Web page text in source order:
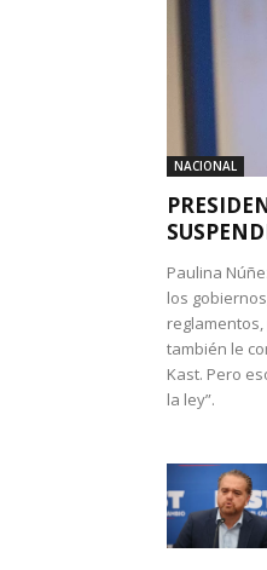
NACIONAL
Paulina
los
también le
Kast. Pero
la ley”.